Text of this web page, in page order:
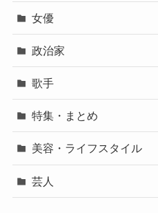
女優
政治家
歌手
特集・まとめ
美容・ライフスタイル
芸人